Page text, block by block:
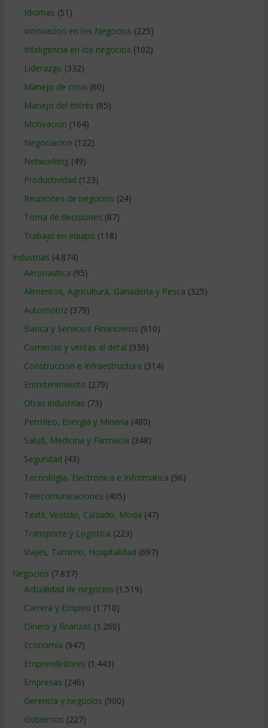
Idiomas (51)
Innovacion en los Negocios (225)
Inteligencia en los negocios (102)
Liderazgo (332)
Manejo de crisis (60)
Manejo del estrés (85)
Motivacion (164)
Negociacion (122)
Networking(49)
Productividad (123)
Reuniones de negocios (24)
Toma de decisiones (87)
Trabajo en equipo (118)
Industrias (4.874)
Aeronautica (95)
Alimentos, Agricultura, Ganaderia y Pesca (325)
Automotriz(379)
Banca y Servicios Financieros (910)
Comercio y ventas al detal (336)
Construccion e Infraestructura (314)
Entretenimiento (279)
Otras industrias (73)
Petroleo, Energia y Mineria (480)
Salud, Medicina y Farmacia (348)
Seguridad (43)
Tecnologia, Electronica e Informatica (96)
Telecomunicaciones (405)
Textil, Vestido, Calzado, Moda (47)
Transporte y Logistica (223)
Viajes, Turismo, Hospitalidad (697)
Negocios (7.837)
Actualidad de negocios (1.519)
Carrera y Empleo (1.710)
Dinero y finanzas (1.260)
Economía (947)
Emprendedores (1.443)
Empresas (246)
Gerencia y negocios (900)
Gobiernos (227)